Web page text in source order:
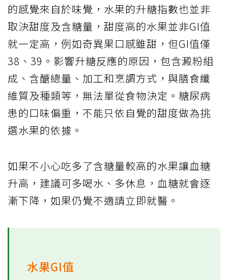
的感覺來自於味覺，水果的升糖指數也並非
取決甜度及含糖量，甜度高的水果並非GI值
就一定高，例如奇異果口感雖甜，但GI值僅
38、39。影響升糖反應的原因，包含澱粉組
成、含醣總量、加工和烹調方式，與膳食纖
維質及種類等，無法單從食物決定。糖尿病
患的口味偏重，不能只依自覺的甜度做為挑
選水果的依據。
如果不小心吃多了含糖量較高的水果讓血糖
升高，建議可多喝水、多休息，血糖就會逐
漸下降，如果仍覺不適請立即就醫。
水果GI值